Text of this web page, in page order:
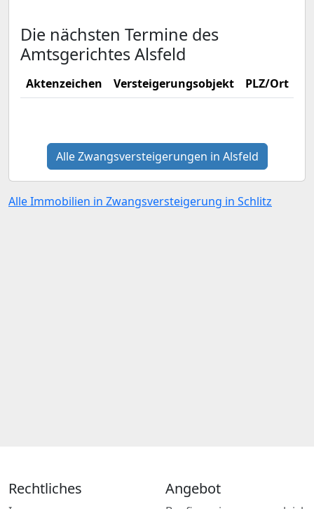
Die nächsten Termine des
Amtsgerichtes Alsfeld
Aktenzeichen Versteigerungsobjekt PLZ/Ort
Alle Zwangsversteigerungen in Alsfeld
Alle Immobilien in Zwangsversteigerung in Schlitz
Rechtliches Angebot